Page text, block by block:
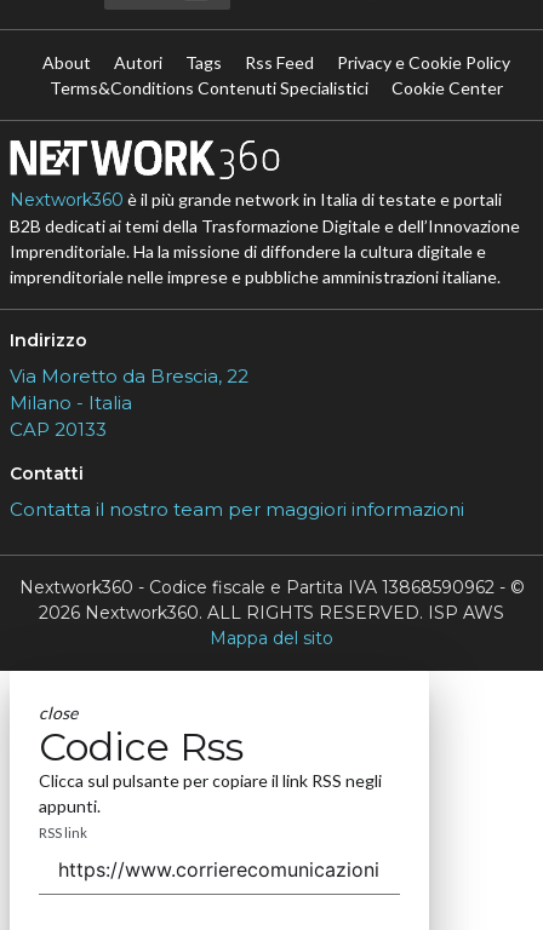
About Autori Tags Rss Feed
Privacy e Cookie Policy
Terms&Conditions Contenuti Specialistici
Cookie Center
Nextwork360 è il più grande network in Italia di testate e portali
B2B dedicati ai temi della Trasformazione Digitale e dell’Innovazione
Imprenditoriale. Ha la missione di diffondere la cultura digitale e
imprenditoriale nelle imprese e pubbliche amministrazioni italiane.
Indirizzo
Via Moretto da Brescia, 22
Milano - Italia
CAP 20133
Contatti
Contatta il nostro team per maggiori informazioni
Nextwork360 - Codice fiscale e Partita IVA 13868590962 - ©
2026 Nextwork360. ALL RIGHTS RESERVED. ISP AWS
Mappa del sito
close
Codice Rss
Clicca sul pulsante per copiare il link RSS negli
appunti.
RSS link